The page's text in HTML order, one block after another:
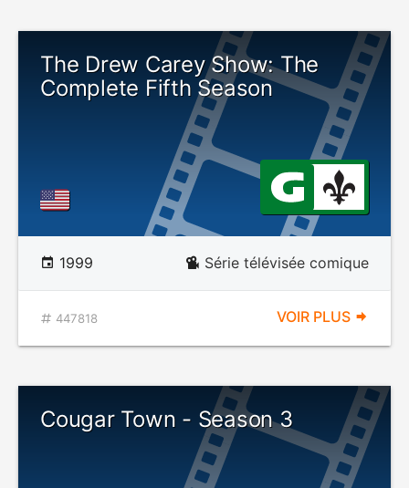
The Drew Carey Show: The
Complete Fifth Season
1999 Série télévisée comique
447818 VOIR PLUS
Cougar Town - Season 3